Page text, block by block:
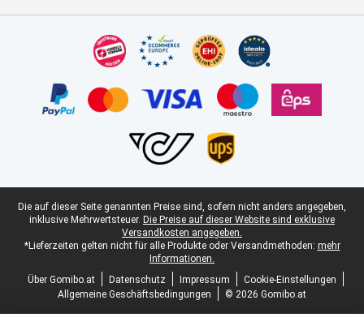
Juristische Fußzeile
Die auf dieser Seite genannten Preise sind, sofern nicht anders angegeben,
inklusive Mehrwertsteuer. Die Preise auf dieser Website sind exklusive
Versandkosten angegeben.
*Lieferzeiten gelten nicht für alle Produkte oder Versandmethoden: mehr
Informationen.
Über Gomibo.at
Datenschutz Impressum
Cookie-Einstellungen
Allgemeine Geschäftsbedingungen
© 2026 Gomibo.at